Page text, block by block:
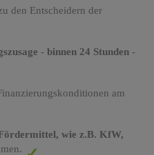
den Entscheidern der
- binnen 24 Stunden-
am
wie z.B. KfW,